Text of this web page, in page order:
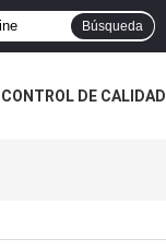
Búsqueda
CONTROL DE CALIDAD